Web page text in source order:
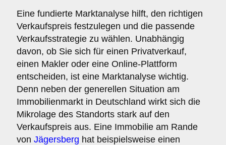
Eine fundierte Marktanalyse hilft, den richtigen
Verkaufspreis festzulegen und die passende
Verkaufsstrategie zu wählen. Unabhängig
davon, ob Sie sich für einen Privatverkauf,
einen Makler oder eine Online-Plattform
entscheiden, ist eine Marktanalyse wichtig.
Denn neben der generellen Situation am
Immobilienmarkt in Deutschland wirkt sich die
Mikrolage des Standorts stark auf den
Verkaufspreis aus. Eine Immobilie am Rande
von Jägersberg hat beispielsweise einen